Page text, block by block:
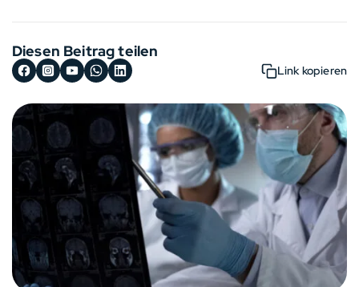
Diesen Beitrag teilen
Link kopieren